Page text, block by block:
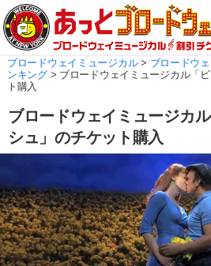
ブロードウェイミュージカル> ブロードウ
ンキング> ブロードウェイミュージカル「
ト購入
ブロードウェイミュージカ
シュ」のチケット購入